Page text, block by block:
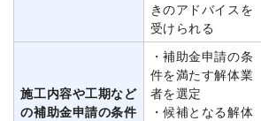
きのアドバイスを
受けられる
施工内容や工期など
の補助金申請の条件
・補助金申請の条
件を満たす解体業
者を選定
・候補となる解体